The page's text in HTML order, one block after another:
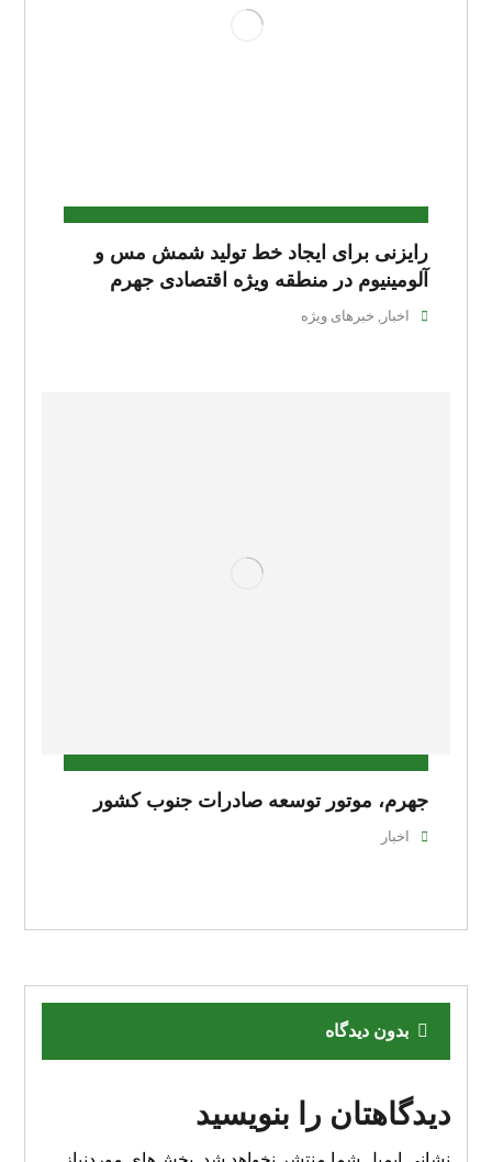
رایزنی برای ایجاد خط تولید شمش مس و
آلومینیوم در منطقه ویژه اقتصادی جهرم
اخبار , خبرهای ویژه
جهرم، موتور توسعه صادرات جنوب کشور
اخبار
بدون دیدگاه
دیدگاهتان را بنویسید